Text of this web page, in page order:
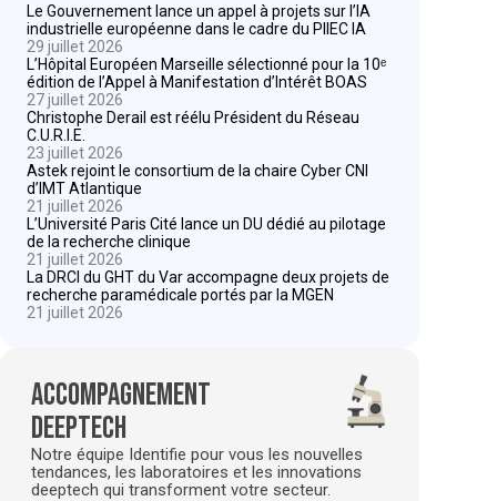
Le Gouvernement lance un appel à projets sur l’IA
industrielle européenne dans le cadre du PIIEC IA
29 juillet 2026
L’Hôpital Européen Marseille sélectionné pour la 10ᵉ
édition de l’Appel à Manifestation d’Intérêt BOAS
27 juillet 2026
Christophe Derail est réélu Président du Réseau
C.U.R.I.E.
23 juillet 2026
Astek rejoint le consortium de la chaire Cyber CNI
d’IMT Atlantique
21 juillet 2026
L’Université Paris Cité lance un DU dédié au pilotage
de la recherche clinique
21 juillet 2026
La DRCI du GHT du Var accompagne deux projets de
recherche paramédicale portés par la MGEN
21 juillet 2026
Accompagnement
deeptech
Notre équipe Identifie pour vous les nouvelles
tendances, les laboratoires et les innovations
deeptech qui transforment votre secteur.